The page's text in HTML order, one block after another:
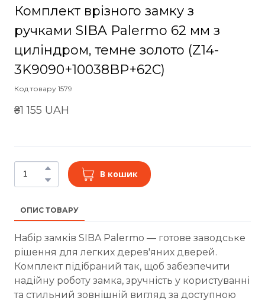
Комплект врізного замку з
ручками SIBA Palermo 62 мм з
циліндром, темне золото (Z14-
3K9090+10038BP+62С)
Код товару 1579
₴1 155 UAH
В кошик
ОПИС ТОВАРУ
Набір замків SIBA Palermo — готове заводське
рішення для легких дерев'яних дверей.
Комплект підібраний так, щоб забезпечити
надійну роботу замка, зручність у користуванні
та стильний зовнішній вигляд за доступною